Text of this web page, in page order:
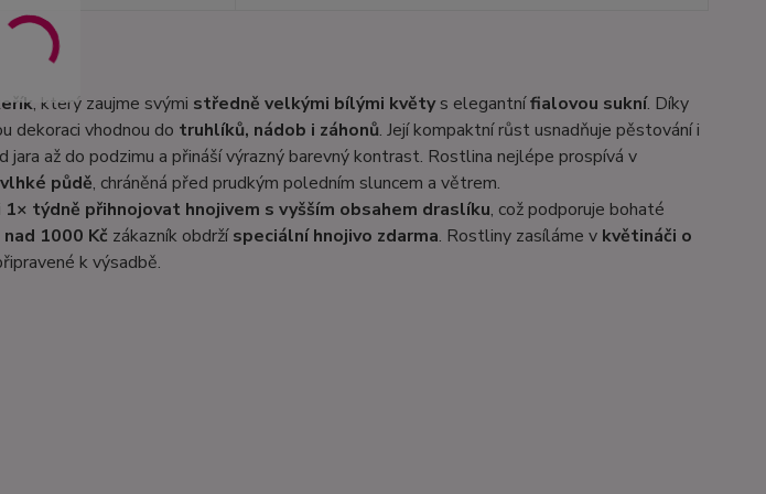
, který zaujme svými středně velkými bílými květys elegantnífialovou sukní. Díky
dekoraci vhodnou do truhlíků, nádob i záhonů. Její kompaktní růst usnadňuje pěstování i
jara až do podzimu a přináší výrazný barevný kontrast. Rostlina nejlépe prospívá v
půdě, chráněná před prudkým poledním sluncem a větrem.
1× týdně přihnojovat hnojivem s vyšším obsahem draslíku, což podporuje bohaté
1000 Kč zákazník obdržíspeciální hnojivo zdarma. Rostliny zasíláme v květináči o
k výsadbě.